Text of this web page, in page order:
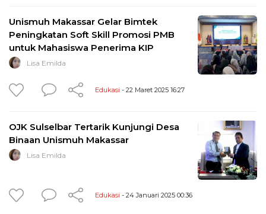
Unismuh Makassar Gelar Bimtek
Peningkatan Soft Skill Promosi PMB
untuk Mahasiswa Penerima KIP
Lisa Emilda
Edukasi - 22 Maret 2025 16:27
OJK Sulselbar Tertarik Kunjungi Desa
Binaan Unismuh Makassar
Lisa Emilda
Edukasi - 24 Januari 2025 00:36